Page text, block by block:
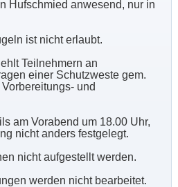
Hufschmied anwesend, nur in
ist nicht erlaubt.
Teilnehmern an
einer Schutzweste gem.
und
am Vorabend um 18.00 Uhr,
nicht anders festgelegt.
nicht aufgestellt werden.
werden nicht bearbeitet.